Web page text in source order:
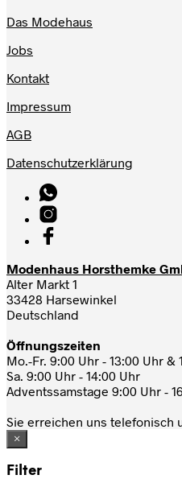
Das Modehaus
Jobs
Kontakt
Impressum
AGB
Datenschutzerklärung
Modenhaus Horsthemke
Alter Markt 1
33428 Harsewinkel
Deutschland
Öffnungszeiten
Mo.-Fr. 9:00 Uhr - 13:00 Uhr &
Sa. 9:00 Uhr - 14:00 Uhr
Adventssamstage 9:00 Uhr -
Sie erreichen uns telefonisch
×
Filter